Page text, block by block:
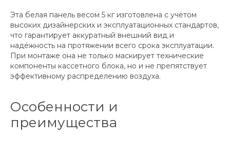
Эта белая панель весом 5 кг изготовлена с учётом
высоких дизайнерских и эксплуатационных стандартов,
что гарантирует аккуратный внешний вид и
надёжность на протяжении всего срока эксплуатации.
При монтаже она не только маскирует технические
компоненты кассетного блока, но и не препятствует
эффективному распределению воздуха.
Особенности и
преимущества